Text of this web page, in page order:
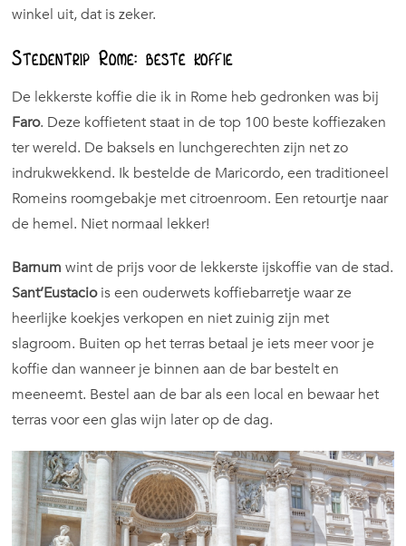
winkel uit, dat is zeker.
Stedentrip Rome: beste koffie
De lekkerste koffie die ik in Rome heb gedronken was bij
Faro. Deze koffietent staat in de top 100 beste koffiezaken
ter wereld. De baksels en lunchgerechten zijn net zo
indrukwekkend. Ik bestelde de Maricordo, een traditioneel
Romeins roomgebakje met citroenroom. Een retourtje naar
de hemel. Niet normaal lekker!
Barnum wint de prijs voor de lekkerste ijskoffie van de stad.
Sant’Eustaciois een ouderwets koffiebarretje waar ze
heerlijke koekjes verkopen en niet zuinig zijn met
slagroom. Buiten op het terras betaal je iets meer voor je
koffie dan wanneer je binnen aan de bar bestelt en
meeneemt. Bestel aan de bar als een local en bewaar het
terras voor een glas wijn later op de dag.